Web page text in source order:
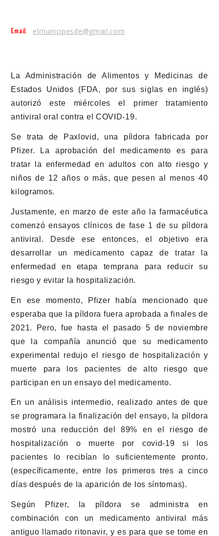
Email elmunicipesde@gmail.com
La Administración de Alimentos y Medicinas de
Estados Unidos (FDA, por sus siglas en inglés)
autorizó este miércoles el primer tratamiento
antiviral oral contra el COVID-19.
Se trata de Paxlovid, una píldora fabricada por
Pfizer. La aprobación del medicamento es para
tratar la enfermedad en adultos con alto riesgo y
niños de 12 años o más, que pesen al menos 40
kilogramos.
Justamente, en marzo de este año la farmacéutica
comenzó ensayos clínicos de fase 1 de su píldora
antiviral. Desde ese entonces, el objetivo era
desarrollar un medicamento capaz de tratar la
enfermedad en etapa temprana para reducir su
riesgo y evitar la hospitalización.
En ese momento, Pfizer había mencionado que
esperaba que la píldora fuera aprobada a finales de
2021. Pero, fue hasta el pasado 5 de noviembre
que la compañía anunció que su medicamento
experimental redujo el riesgo de hospitalización y
muerte para los pacientes de alto riesgo que
participan en un ensayo del medicamento.
En un análisis intermedio, realizado antes de que
se programara la finalización del ensayo, la píldora
mostró una reducción del 89% en el riesgo de
hospitalización o muerte por covid-19 si los
pacientes lo recibían lo suficientemente pronto.
(específicamente, entre los primeros tres a cinco
días después de la aparición de los síntomas).
Según Pfizer, la píldora se administra en
combinación con un medicamento antiviral más
antiguo llamado ritonavir, y es para que se tome en